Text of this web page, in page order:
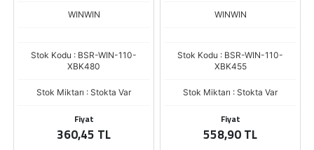
WINWIN
Stok Kodu : BSR-WIN-110-
XBK480
Stok Miktarı : Stokta Var
Fiyat
360,45 TL
WINWIN
Stok Kodu : BSR-WIN-110-
XBK455
Stok Miktarı : Stokta Var
Fiyat
558,90 TL